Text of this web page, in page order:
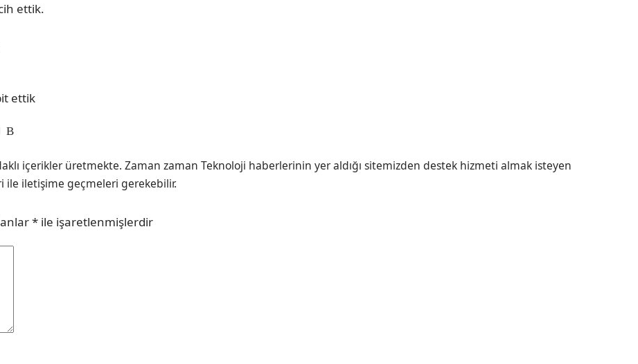
ettik.
ettik
içerikler üretmekte. Zaman zaman Teknoloji haberlerinin yer aldığı sitemizden destek hizmeti almak isteyen
ile iletişime geçmeleri gerekebilir.
* ile işaretlenmişlerdir